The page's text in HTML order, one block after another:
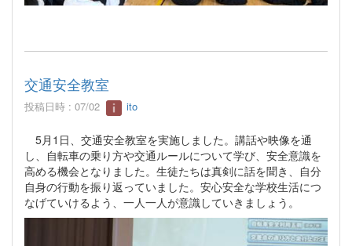
交通安全教室
投稿日時 : 07/02 ito
5月1日、交通安全教室を実施しました。講話や映像を通
し、自転車の乗り方や交通ルールについて学び、安全意識を
高める機会となりました。生徒たちは真剣に話を聞き、自分
自身の行動を振り返っていました。安心安全な学校生活につ
なげていけるよう、一人一人が意識していきましょう。